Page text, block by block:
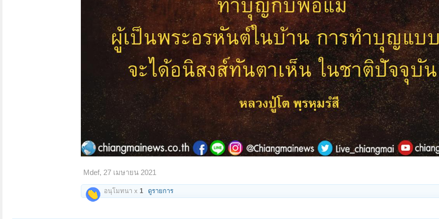
Mdef, 27 เมษายน 2021
อนุโมทนา x 1 ดูรายการ